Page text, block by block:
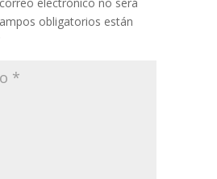
electrónico no será
obligatorios están